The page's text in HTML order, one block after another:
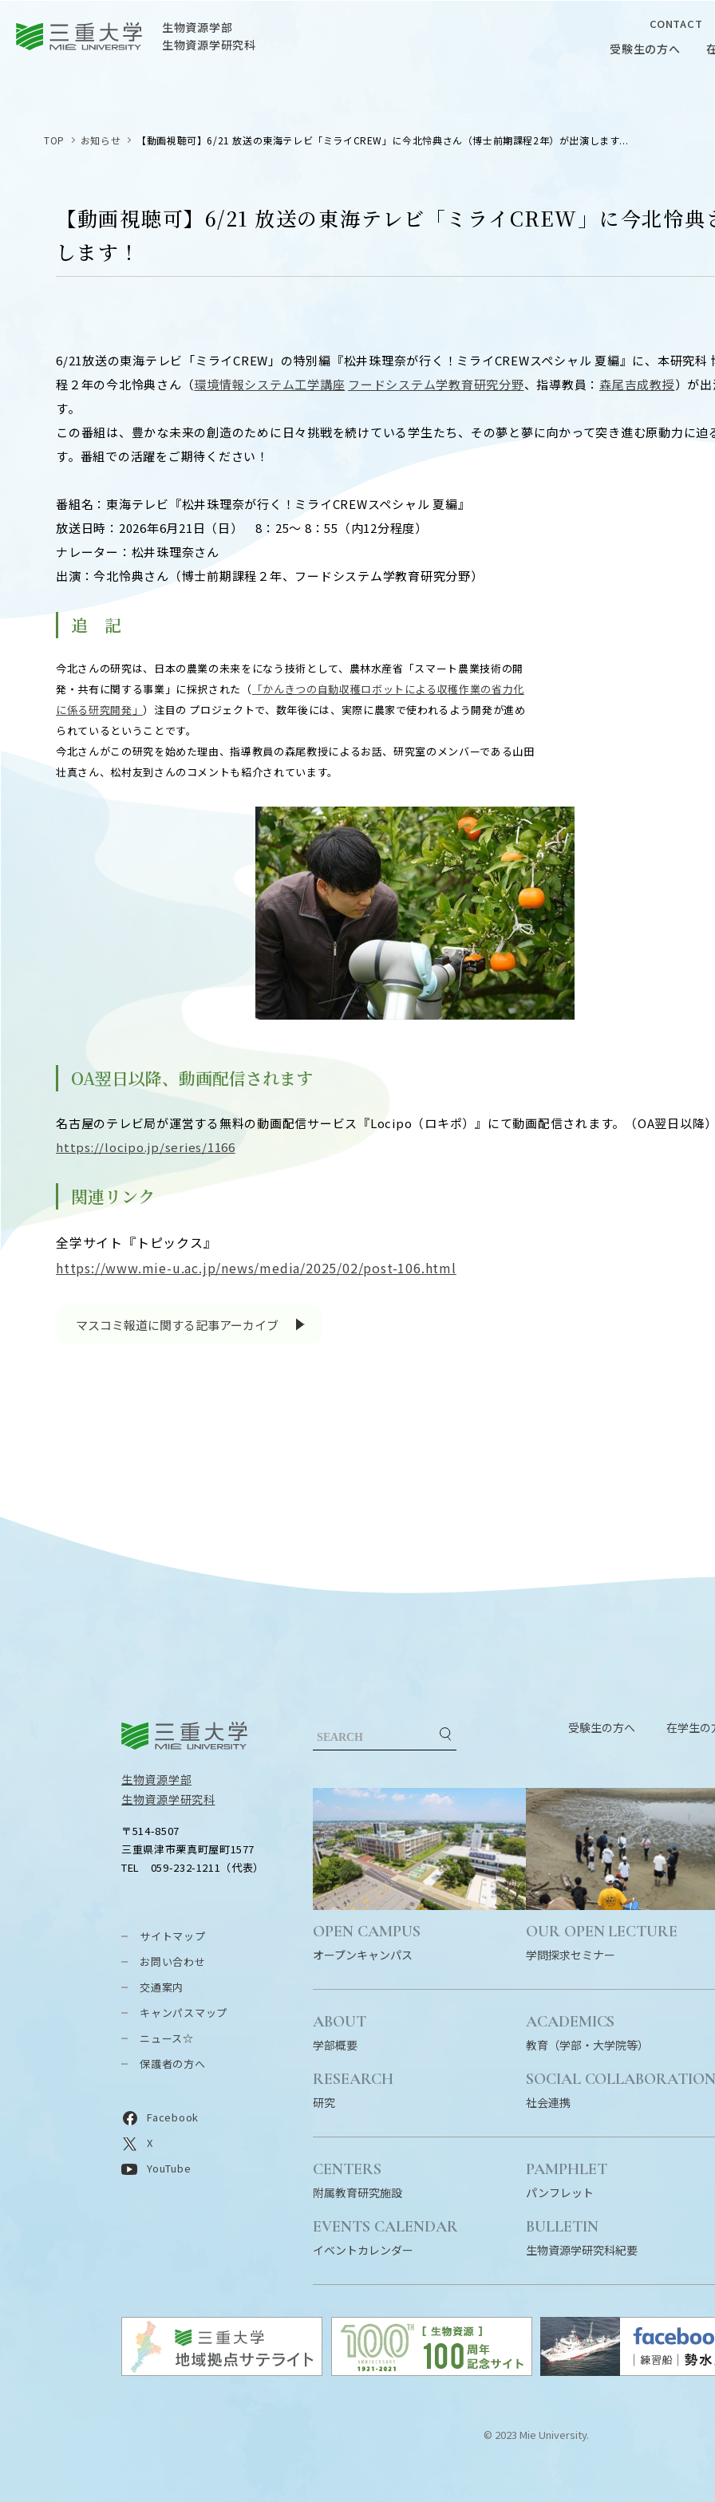
三重大学
生物資源学部
生物資源学研究科
CONTACT
受験生の方へ
生物資源学研究科
TEL 059-232-1211（代表）
キャンパスマップ
ニュース◎
Facebook
教職員専用（学内）
OPEN CAMPUS OUR OPEN LECTURE
ABOUT
学部概要
ACADEMICS
教育（学部・大学院等）
RESEARCH SOCIAL
CENTERS
EVENTS
TOP お知らせ 【動画視聴可】6/21 放送の東海テレビ「ミライCREW」に今北怜典さん（博士前期課程2年）が出演します...
【動画視聴可】6/21 放送の東海テレビ「ミライCREW」に今北怜
します！
6/21放送の東海テレビ「ミライCREW」の特別編『松井珠理奈が行く！ミライCREWスペシャル 夏編』に、本研究科
程２年の今北怜典さん（環境情報システム工学講座 フードシステム学教育研究分野、指導教員： 森尾吉成教授）が
す。
この番組は、豊かな未来の創造のために日々挑戦を続けている学生たち、その夢と夢に向かって突き進む原動力に迫
す。番組での活躍をご期待ください！
番組名：東海テレビ『松井珠理奈が行く！ミライCREWスペシャル 夏編』
放送日時：2026年6月21日（日） 8：25～ 8：55（内12分程度）
ナレーター：松井珠理奈さん
出演：今北怜典さん（博士前期課程２年、フードシステム学教育研究分野）
追 記
今北さんの研究は、日本の農業の未来をになう技術として、農林水産省「スマート農業技術の開
発・共有に関する事業」に採択された（ 「かんきつの自動収穫ロボットによる収穫作業の省力化
に係る研究開発」）注目の プロジェクトで、数年後には、実際に農家で使われるよう開発が進め
られているということです。
今北さんがこの研究を始めた理由、指導教員の森尾教授によるお話、研究室のメンバーである山田
壮真さん、松村友到さんのコメントも紹介されています。
OA翌日以降、動画配信されます
名古屋のテレビ局が運営する無料の動画配信サービス『Locipo（ロキポ）』にて動画配信されます。（OA翌日以降）
https://locipo.jp/series/1166
関連リンク
全学サイト『トピックス』
https://www.mie-u.ac.jp/news/media/2025/02/post-106.html
マスコミ報道に関する記事アーカイブ
生物資源学部
生物資源学研究科
〒514-8507
三重県津市栗真町屋町1577
TEL 059-232-1211（代表）
サイトマップ
お問い合わせ
交通案内
キャンパスマップ
ニュース☆
保護者の方へ
Facebook
X
YouTube
受験生の方へ 在学生の
OPEN CAMPUS
オープンキャンパス
OUR OPEN LECTURE
学問探求セミナー
ABOUT
学部概要
ACADEMICS
教育（学部・大学院等）
RESEARCH
研究
SOCIAL COLLABORATION
社会連携
CENTERS
附属教育研究施設
PAMPHLET
パンフレット
EVENTS CALENDAR
イベントカレンダー
BULLETIN
生物資源学研究科紀要
© 2023 Mie University.